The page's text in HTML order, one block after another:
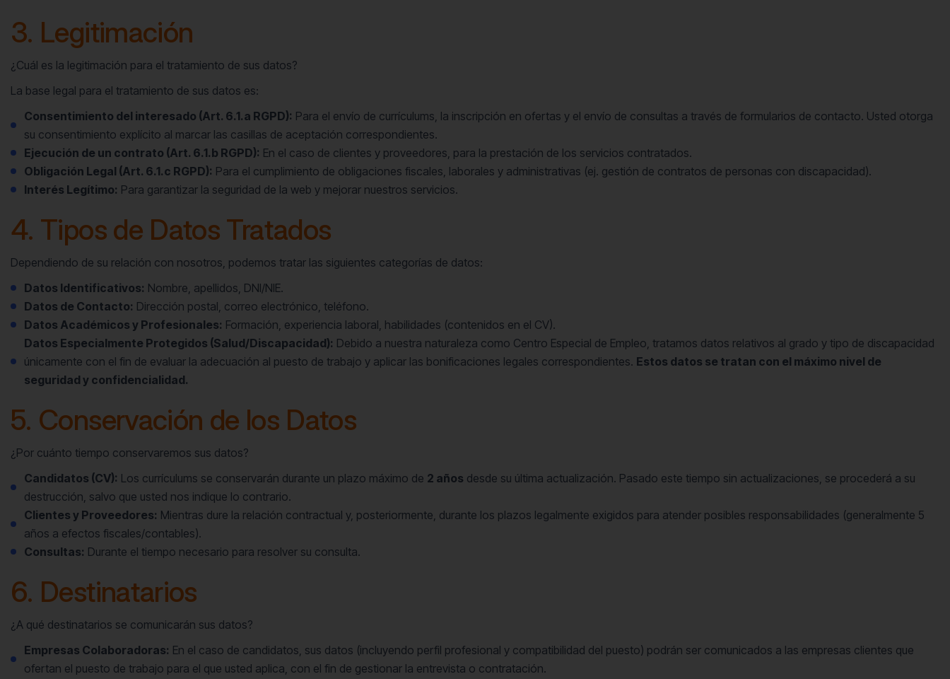
3. Legitimación
¿Cuál es la legitimación para el tratamiento de sus datos?
La base legal para el tratamiento de sus datos es:
Consentimiento del interesado (Art. 6.1.a RGPD): Para el envío de currículums, la inscripción en ofertas y el envío de consultas a través de formularios de contacto. Usted otorga
su consentimiento explícito al marcar las casillas de aceptación correspondientes.
Ejecución de un contrato (Art. 6.1.b RGPD): En el caso de clientes y proveedores, para la prestación de los servicios contratados.
Obligación Legal (Art. 6.1.c RGPD): Para el cumplimiento de obligaciones fiscales, laborales y administrativas (ej. gestión de contratos de personas con discapacidad).
Interés Legítimo: Para garantizar la seguridad de la web y mejorar nuestros servicios.
4. Tipos de Datos Tratados
Dependiendo de su relación con nosotros, podemos tratar las siguientes categorías de datos:
Datos Identificativos: Nombre, apellidos, DNI/NIE.
Datos de Contacto: Dirección postal, correo electrónico, teléfono.
Datos Académicos y Profesionales: Formación, experiencia laboral, habilidades (contenidos en el CV).
Datos Especialmente Protegidos (Salud/Discapacidad): Debido a nuestra naturaleza como Centro Especial de Empleo, tratamos datos relativos al grado y tipo de discapacidad
únicamente con el fin de evaluar la adecuación al puesto de trabajo y aplicar las bonificaciones legales correspondientes. Estos datos se tratan con el máximo nivel de
seguridad y confidencialidad.
5. Conservación de los Datos
¿Por cuánto tiempo conservaremos sus datos?
Candidatos (CV): Los currículums se conservarán durante un plazo máximo de 2 años desde su última actualización. Pasado este tiempo sin actualizaciones, se procederá a su
destrucción, salvo que usted nos indique lo contrario.
Clientes y Proveedores: Mientras dure la relación contractual y, posteriormente, durante los plazos legalmente exigidos para atender posibles responsabilidades (generalmente 5
años a efectos fiscales/contables).
Consultas: Durante el tiempo necesario para resolver su consulta.
6. Destinatarios
¿A qué destinatarios se comunicarán sus datos?
Empresas Colaboradoras: En el caso de candidatos, sus datos (incluyendo perfil profesional y compatibilidad del puesto) podrán ser comunicados a las empresas clientes que
ofertan el puesto de trabajo para el que usted aplica, con el fin de gestionar la entrevista o contratación.